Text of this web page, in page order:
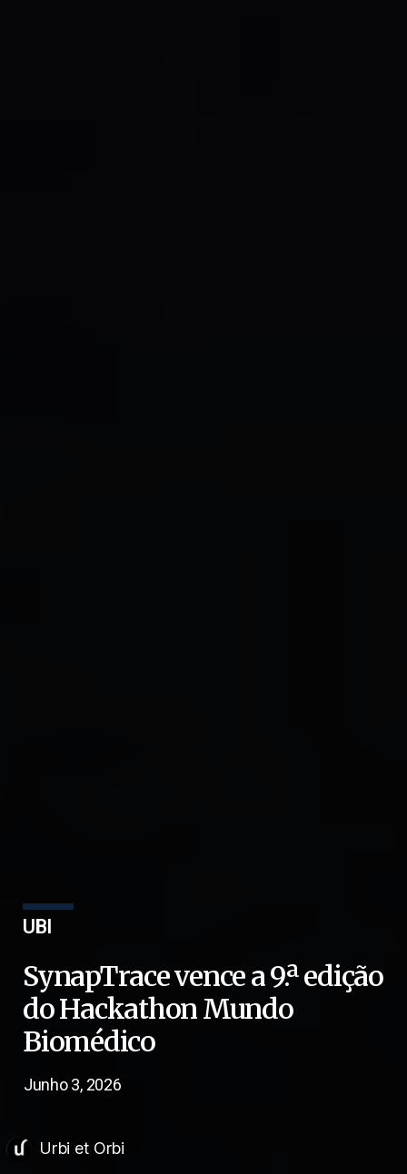
UBI
SynapTrace vence a 9.ª edição
do Hackathon Mundo
Biomédico
Junho 3, 2026
Urbi et Orbi